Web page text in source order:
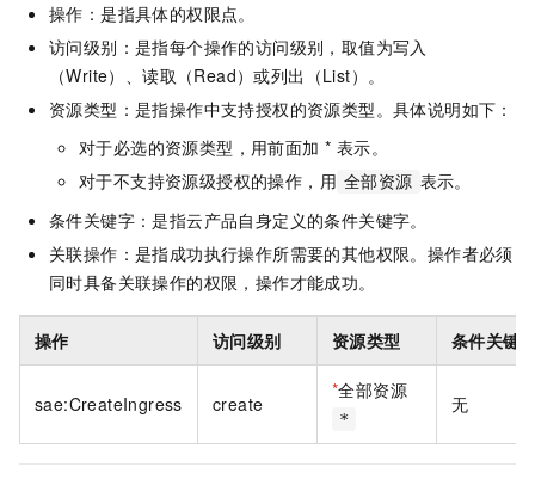
操作：是指具体的权限点。
访问级别：是指每个操作的访问级别，取值为写入
（Write）、读取（Read）或列出（List）。
资源类型：是指操作中支持授权的资源类型。具体说明如下：
对于必选的资源类型，用前面加 * 表示。
对于不支持资源级授权的操作，用 全部资源 表示。
条件关键字：是指云产品自身定义的条件关键字。
关联操作：是指成功执行操作所需要的其他权限。操作者必须
同时具备关联操作的权限，操作才能成功。
操作 访问级别 资源类型 条件关键
sae:CreateIngress create
*全部资源
*
无